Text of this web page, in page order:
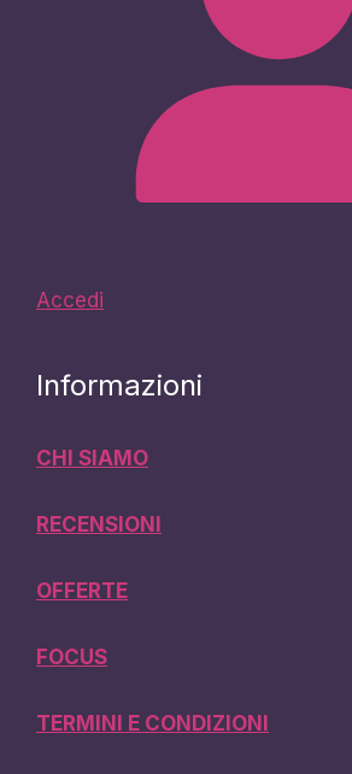
Accedi
Informazioni
CHI SIAMO
RECENSIONI
OFFERTE
FOCUS
TERMINI E CONDIZIONI